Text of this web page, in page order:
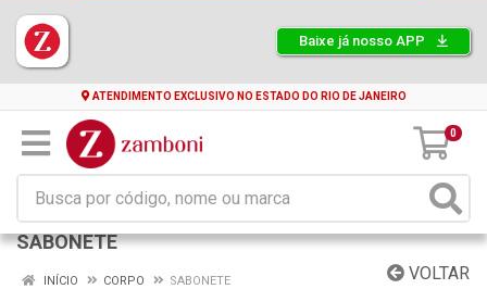
Baixe já nosso APP
ATENDIMENTO EXCLUSIVO NO ESTADO DO RIO DE JANEIRO
0
SABONETE
VOLTAR
INÍCIO CORPO SABONETE